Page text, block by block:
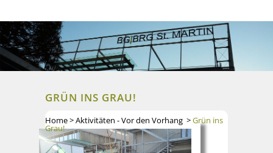
GRÜN INS GRAU!
Home>Aktivitäten - Vor den Vorhang >Grün ins
Grau!